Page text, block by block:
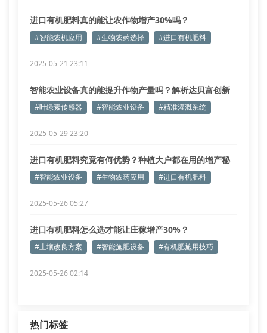
进口有机肥料真的能让农作物增产30%吗？
#智能农机应用 #生物农药选择 #进口有机肥料
2025-05-21 23:11
智能农业设备真的能提升作物产量吗？解析达贝富创新
解决方案
#叶绿素传感器 #智能农业设备 #精准灌溉系统
2025-05-29 23:20
进口有机肥料究竟有何优势？种植大户都在用的增产秘
诀#智能农业设备 #生物农药应用 #进口有机肥料
2025-05-26 05:27
进口有机肥料怎么选才能让庄稼增产30%？
#土壤改良方案 #智能施肥设备 #有机肥施用技巧
2025-05-26 02:14
热门标签